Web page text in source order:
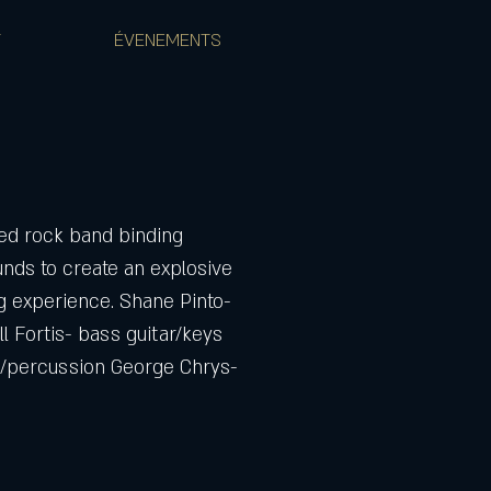
ÉVENEMENTS
rock band binding
to create an explosive
experience. Shane Pinto-
Fortis- bass guitar/keys
George Chrys-